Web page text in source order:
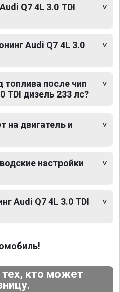
Q7 4L 3.0 TDI
Audi Q7 4L 3.0
топлива после чип
TDI дизель 233 лс?
на двигатель и
настройки
Audi Q7 4L 3.0 TDI
кто может